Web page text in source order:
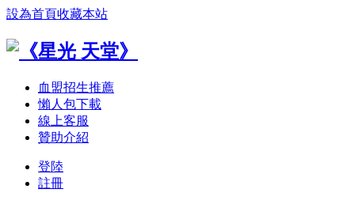
設為首頁收藏本站
血盟招生推薦
懶人包下載
線上客服
贊助介紹
登陸
註冊